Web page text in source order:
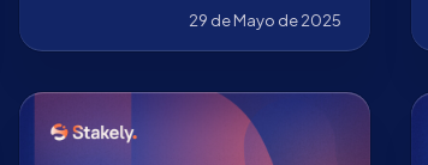
validador gestionar hasta 2048 ETH,
cómo sacar partido a esta
innovación con Stakely.
29 de Mayo de 2025